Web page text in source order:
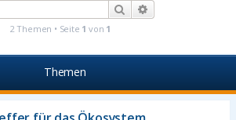
Suche
2 Themen • Seite 1 von 1
Themen